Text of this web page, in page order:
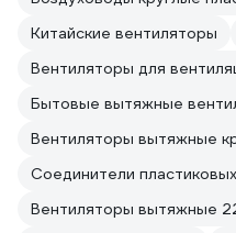
Китайские вентиляторы
Вентиляторы для
Бытовые вытяжные
Вентиляторы вытяжные
Соединители
Вентиляторы вытяжные